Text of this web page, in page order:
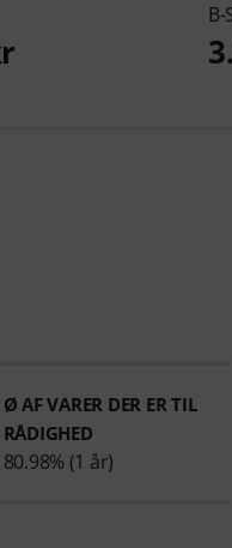
B-
Ø AF VARER DER ER TIL
RÅDIGHED
80.98% (1 år)